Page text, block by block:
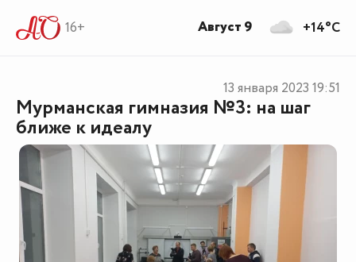
16+
Мурманская гимназия №3: на шаг
ближе к идеалу
13 января 2023 19:51
+14°C
Август 9